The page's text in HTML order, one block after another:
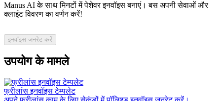
Manus AI के साथ मिनटों में पेशेवर इनवॉइस बनाएं। बस अपनी सेवाओं और
क्लाइंट विवरण का वर्णन करें!
इनवॉइस जनरेट करें
उपयोग के मामले
फ्रीलांस इनवॉइस टेम्पलेट